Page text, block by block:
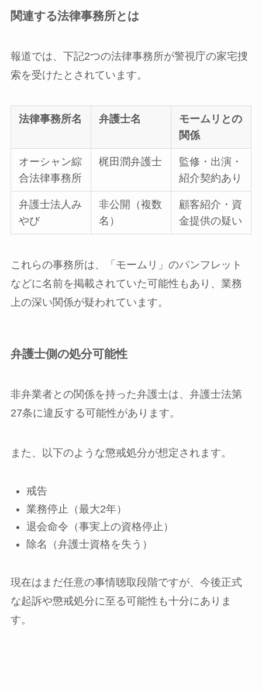
関連する法律事務所とは
報道では、下記2つの法律事務所が警視庁の家宅捜
索を受けたとされています。
法律事務所名 弁護士名
モームリとの
関係
オーシャン綜
合法律事務所
梶田潤弁護士
監修・出演・
紹介契約あり
弁護士法人み
やび
非公開（複数
名）
顧客紹介・資
金提供の疑い
これらの事務所は、「モームリ」のパンフレット
などに名前を掲載されていた可能性もあり、業務
上の深い関係が疑われています。
弁護士側の処分可能性
非弁業者との関係を持った弁護士は、弁護士法第
27条に違反する可能性があります。
また、以下のような懲戒処分が想定されます。
戒告
業務停止（最大2年）
退会命令（事実上の資格停止）
除名（弁護士資格を失う）
現在はまだ任意の事情聴取段階ですが、今後正式
な起訴や懲戒処分に至る可能性も十分にありま
す。